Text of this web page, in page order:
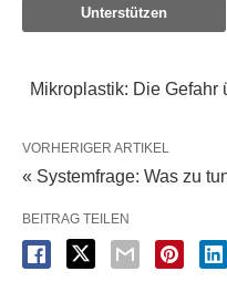
Unterstützen
Mikroplastik: Die Gefahr
VORHERIGER ARTIKEL
« Systemfrage: Was zu
BEITRAG TEILEN